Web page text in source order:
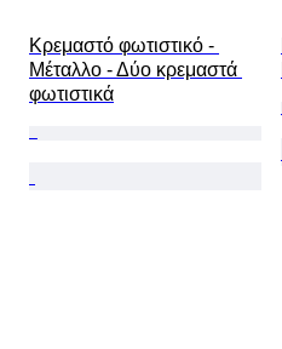
Κρεμαστό φωτιστικό -
Μέταλλο - Δύο κρεμαστά
φωτιστικά